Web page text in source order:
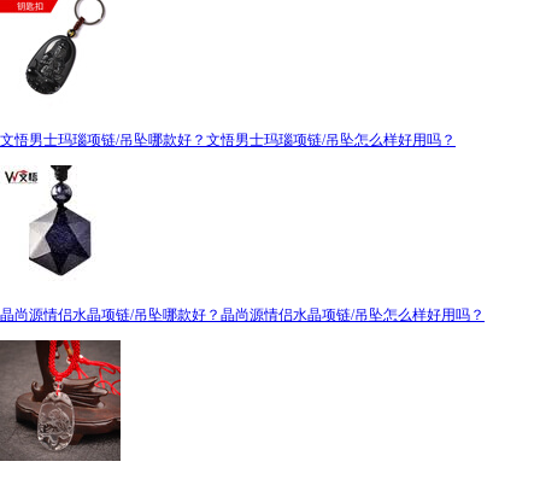
文悟男士玛瑙项链/吊坠哪款好？文悟男士玛瑙项链/吊坠怎么样好用吗？
晶尚源情侣水晶项链/吊坠哪款好？晶尚源情侣水晶项链/吊坠怎么样好用吗？